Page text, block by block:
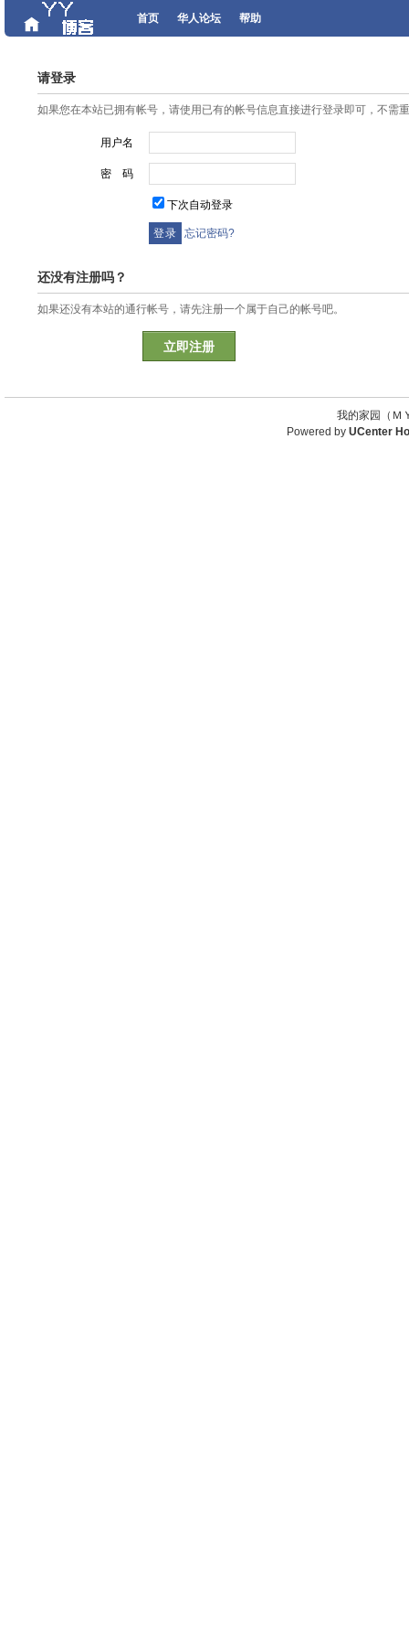
首页 华人论坛 帮助
请登录
如果您在本站已拥有帐号，请使用已有的帐号信息直接进行登录即可，不需
用户名
密 码
下次自动登录
忘记密码?
还没有注册吗？
如果还没有本站的通行帐号，请先注册一个属于自己的帐号吧。
立即注册
我的家园（
Powered by UCenter